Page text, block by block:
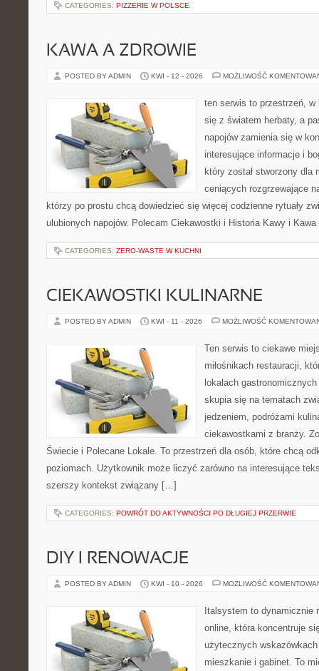
CATEGORIES: PIZZERIE W POLSCE
KAWA A ZDROWIE
POSTED BY ADMIN KWI - 12 - 2026 MOŻLIWOŚĆ
ten serwis to przestrzeń,
się z światem herbaty, a
napojów zamienia się w
interesujące informacje i
który został stworzony dla
ceniących rozgrzewające
którzy po prostu chcą dowiedzieć się więcej codzienne rytuały
ulubionych napojów. Polecam Ciekawostki i Historia Kawy i
CATEGORIES: ZERO-WASTE W KUCHNI
CIEKAWOSTKI KULINARNE
POSTED BY ADMIN KWI - 11 - 2026 MOŻLIWOŚĆ
Ten serwis to ciekawe
miłośnikach restauracji,
lokalach
skupia się na tematach
jedzeniem, podróżami
ciekawostkami z branży.
Świecie i Polecane Lokale. To przestrzeń dla osób, które chcą
poziomach. Użytkownik może liczyć zarówno na interesujące
szerszy kontekst związany […]
CATEGORIES: POWRÓT DO AKTYWNOŚCI PO DŁUGIEJ PRZERWIE
DIY I RENOWACJE
POSTED BY ADMIN KWI - 10 - 2026 MOŻLIWOŚĆ
Italsystem to dynamicznie
online, która koncentruje
użytecznych
mieszkanie i gabinet. To